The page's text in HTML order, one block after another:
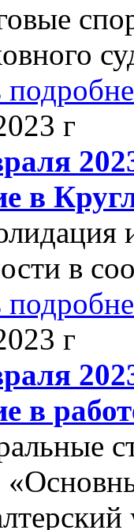
г
в
в
г
в